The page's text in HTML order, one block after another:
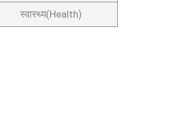
स्वास्थ्य(Health)